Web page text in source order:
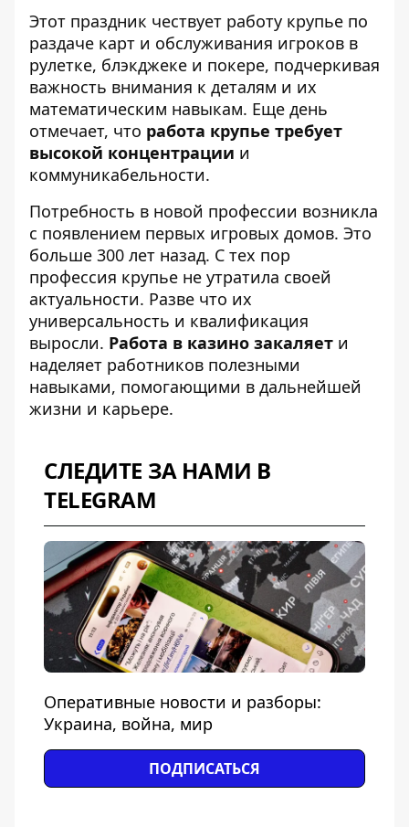
Этот праздник чествует работу крупье по
раздаче карт и обслуживания игроков в
рулетке, блэкджеке и покере, подчеркивая
важность внимания к деталям и их
математическим навыкам. Еще день
отмечает, что работа крупье требует
высокой концентрации и
коммуникабельности.
Потребность в новой профессии возникла
с появлением первых игровых домов. Это
больше 300 лет назад. С тех пор
профессия крупье не утратила своей
актуальности. Разве что их
универсальность и квалификация
выросли. Работа в казино закаляет и
наделяет работников полезными
навыками, помогающими в дальнейшей
жизни и карьере.
СЛЕДИТЕ ЗА НАМИ В
TELEGRAM
Оперативные новости и разборы:
Украина, война, мир
ПОДПИСАТЬСЯ